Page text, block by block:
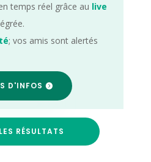
temps réel grâce au live
; vos amis sont alertés
D'INFOS
RÉSULTATS